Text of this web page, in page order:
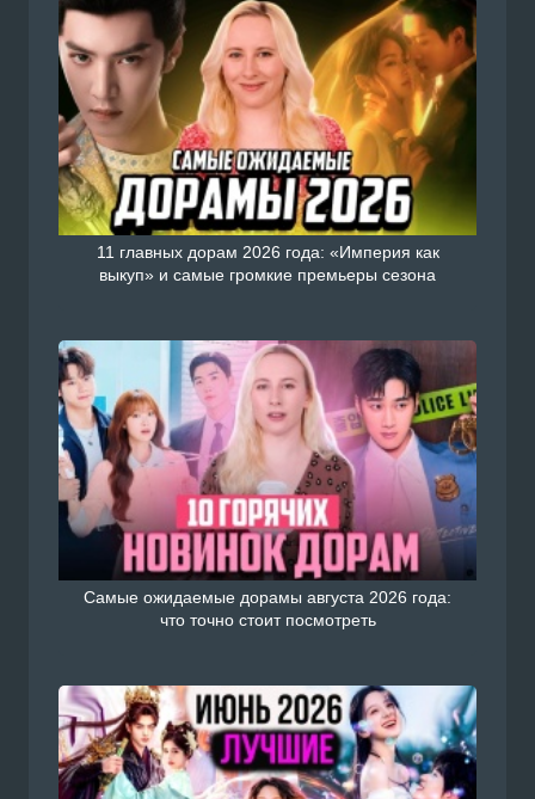
11 главных дорам 2026 года: «Империя как
выкуп» и самые громкие премьеры сезона
Самые ожидаемые дорамы августа 2026 года:
что точно стоит посмотреть